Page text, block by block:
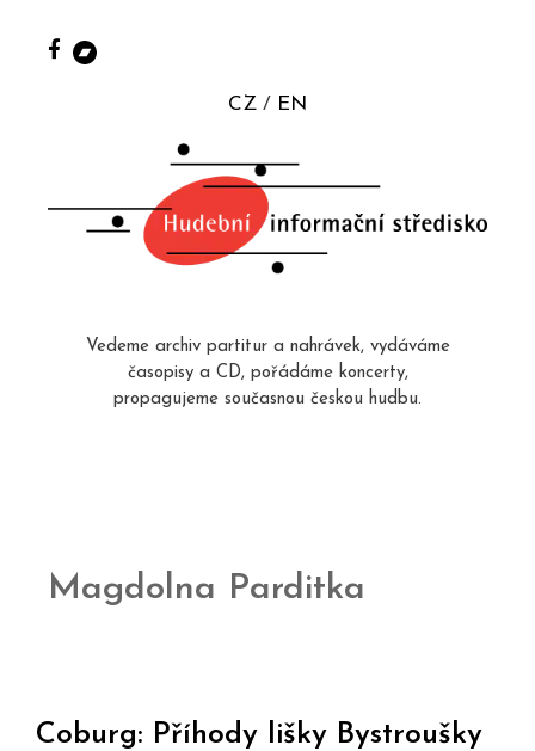
CZ EN
Vedeme archiv partitur a nahrávek, vydáváme
časopisy a CD, pořádáme koncerty,
propagujeme současnou českou hudbu.
Magdolna Parditka
Coburg: Příhody lišky Bystroušky